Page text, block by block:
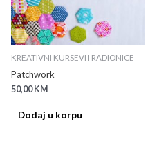
KREATIVNI KURSEVI I RADIONICE
Patchwork
50,00 KM
Dodaj u korpu